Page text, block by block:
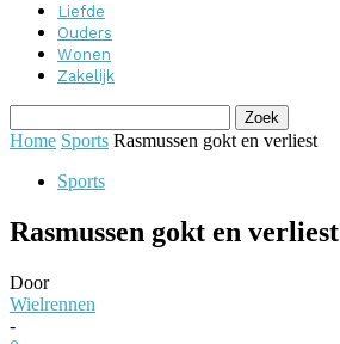
Liefde
Ouders
Wonen
Zakelijk
Home Sports Rasmussen gokt en verliest
Sports
Rasmussen gokt en verliest
Door
Wielrennen
-